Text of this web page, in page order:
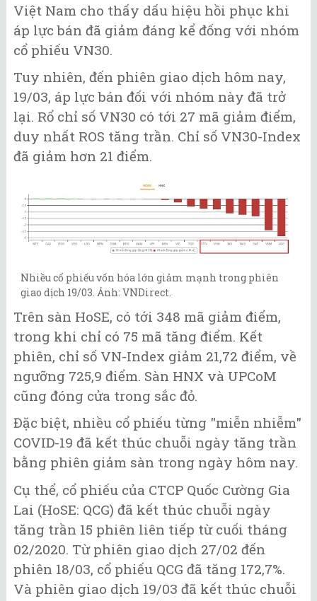
Việt Nam cho thấy dấu hiệu hồi phục khi
áp lực bán đã giảm đáng kể đống với nhóm
cổ phiếu VN30.
Tuy nhiên, đến phiên giao dịch hôm nay,
19/03, áp lực bán đối với nhóm này đã trở
lại. Rổ chỉ số VN30 có tới 27 mã giảm điểm,
duy nhất ROS tăng trần. Chỉ số VN30-Index
đã giảm hơn 21 điểm.
Nhiều cổ phiếu vốn hóa lớn giảm mạnh trong phiên
giao dịch 19/03. Ảnh: VNDirect.
Trên sàn HoSE, có tới 348 mã giảm điểm,
trong khi chỉ có 75 mã tăng điểm. Kết
phiên, chỉ số VN-Index giảm 21,72 điểm, về
ngưỡng 725,9 điểm. Sàn HNX và UPCoM
cũng đóng cửa trong sắc đỏ.
Đặc biệt, nhiều cổ phiếu từng "miễn nhiễm"
COVID-19 đã kết thúc chuỗi ngày tăng trần
bằng phiên giảm sàn trong ngày hôm nay.
Cụ thể, cổ phiếu của CTCP Quốc Cường Gia
Lai (HoSE: QCG) đã kết thúc chuỗi ngày
tăng trần 15 phiên liên tiếp từ cuối tháng
02/2020. Từ phiên giao dịch 27/02 đến
phiên 18/03, cổ phiếu QCG đã tăng 172,7%.
Và phiên giao dịch 19/03 đã kết thúc chuỗi